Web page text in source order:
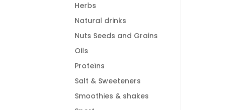
Herbs
Natural drinks
Nuts Seeds and Grains
Oils
Proteïns
Salt & Sweeteners
Smoothies & shakes